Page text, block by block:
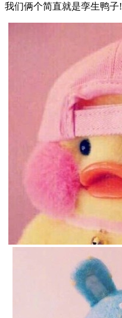
我们俩个简直就是孪生鸭子!